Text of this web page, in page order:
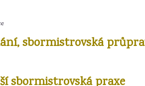
sbormistrovská
sbormistrovská praxe